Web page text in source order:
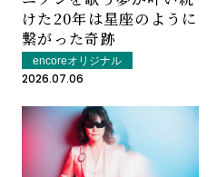
けた20年は星座のように
繋がった奇跡
encoreオリジナル
2026.07.06